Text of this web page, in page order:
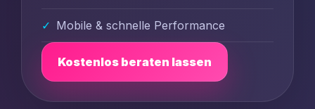
Mobile & schnelle Performance
Kostenlos beraten lassen